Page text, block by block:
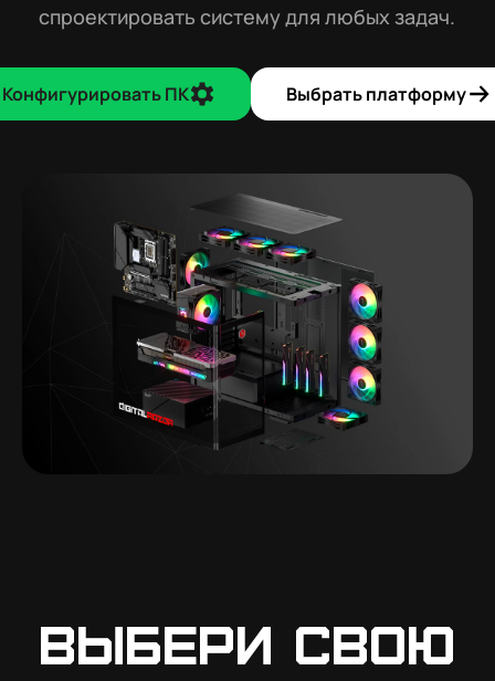
спроектировать систему для любых задач.
Конфигурировать ПК Выбрать платформу
Выбери свою